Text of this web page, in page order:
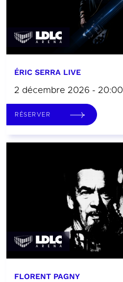
ÉRIC SERRA LIVE
2 décembre 2026 - 20:00
RÉSERVER
FLORENT PAGNY